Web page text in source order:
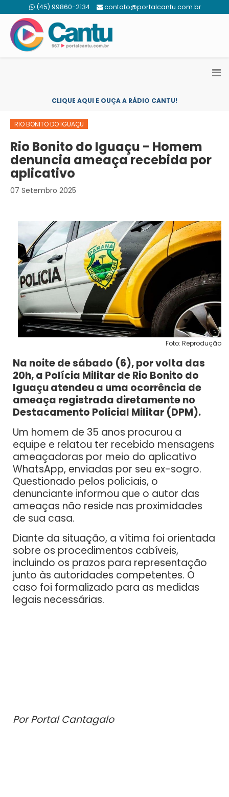
(45) 99860-2134 contato@portalcantu.com.br
CLIQUE AQUI E OUÇA A RÁDIO CANTU!
RIO BONITO DO IGUAÇU
Rio Bonito do Iguaçu - Homem
denuncia ameaça recebida por
aplicativo
07 Setembro 2025
Foto: Reprodução
Na noite de sábado (6), por volta das
20h, a Polícia Militar de Rio Bonito do
Iguaçu atendeu a uma ocorrência de
ameaça registrada diretamente no
Destacamento Policial Militar (DPM).
Um homem de 35 anos procurou a
equipe e relatou ter recebido mensagens
ameaçadoras por meio do aplicativo
WhatsApp, enviadas por seu ex-sogro.
Questionado pelos policiais, o
denunciante informou que o autor das
ameaças não reside nas proximidades
de sua casa.
Diante da situação, a vítima foi orientada
sobre os procedimentos cabíveis,
incluindo os prazos para representação
junto às autoridades competentes. O
caso foi formalizado para as medidas
legais necessárias.
Por Portal Cantagalo